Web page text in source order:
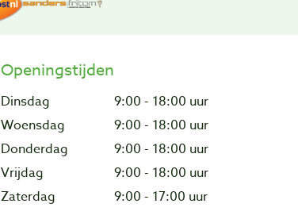
Openingstijden
Dinsdag
9:00 - 18:00 uur
Woensdag
9:00 - 18:00 uur
Donderdag
9:00 - 18:00 uur
Vrijdag
9:00 - 18:00 uur
Zaterdag
9:00 - 17:00 uur